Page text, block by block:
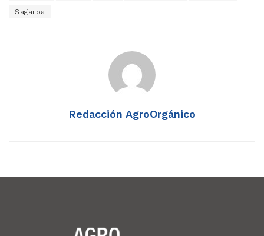
Sagarpa
Redacción AgroOrgánico